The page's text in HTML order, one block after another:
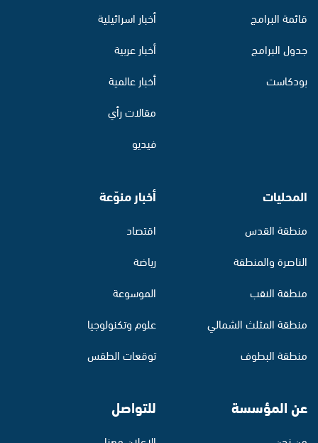
قائمة البرامج
جدول البرامج
بودكاست
أخبار اسرائيلية
أخبار عربية
أخبار عالمية
مقالات رأي
فيديو
المحليات
منطقة القدس
الناصرة والمنطقة
منطقة النقب
منطقة المثلث الشمالي
منطقة البطوف
أخبار منوّعة
اقتصاد
رياضة
الموسوعة
علوم وتكنولوجيا
توقعات الطقس
عن المؤسسة للتواصل